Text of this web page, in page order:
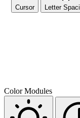
Cursor Letter
Color Modules